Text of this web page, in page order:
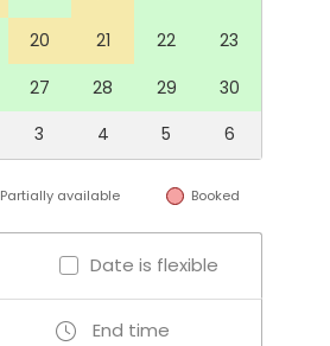
20 21 22
23
27 28 29
30
3 4 5 6
Partially available Booked
Date is flexible
End time